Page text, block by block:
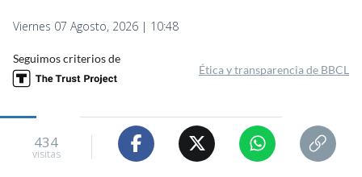
Viernes 07 Agosto, 2026 | 10:48
Seguimos criterios de
Ética y transparencia de BBCL
434
visitas